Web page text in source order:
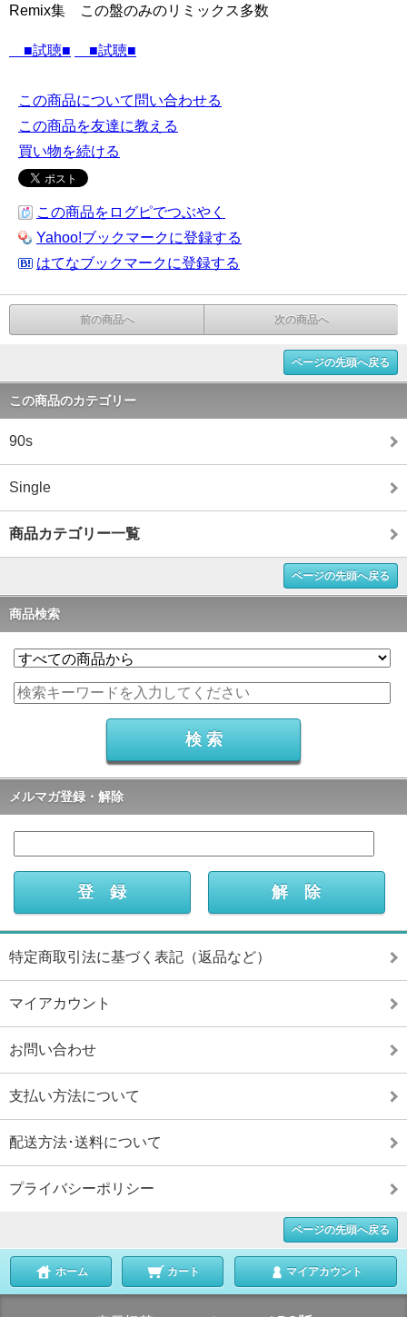
Remix集 この盤のみのリミックス多数
■試聴■ ■試聴■
この商品について問い合わせる
この商品を友達に教える
買い物を続ける
この商品をログピでつぶやく
Yahoo!ブックマークに登録する
はてなブックマークに登録する
前の商品へ 次の商品へ
ページの先頭へ戻る
この商品のカテゴリー
90s
Single
商品カテゴリー一覧
ページの先頭へ戻る
商品検索
メルマガ登録・解除
特定商取引法に基づく表記（返品など）
マイアカウント
お問い合わせ
支払い方法について
配送方法･送料について
プライバシーポリシー
ページの先頭へ戻る
ホーム カート マイアカウント